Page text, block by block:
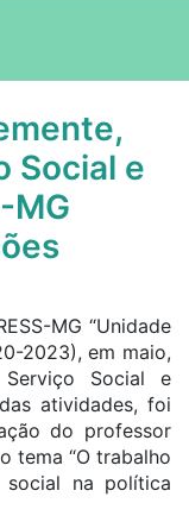
Social e
MG
MG “Unidade
2023), em maio,
Social e
atividades, foi
do professor
tema “O trabalho
na política